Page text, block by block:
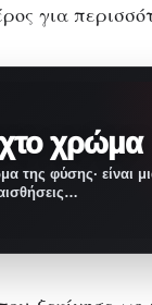
για
χρώμα
της φύσης· είναι